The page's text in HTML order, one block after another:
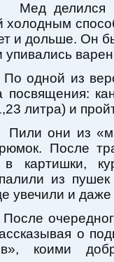
делился на
холодным
и дольше. Он
упивались
из
посвящения:
литра) и
они из
После
в картишки,
из
увечили и
очередного
о
коими